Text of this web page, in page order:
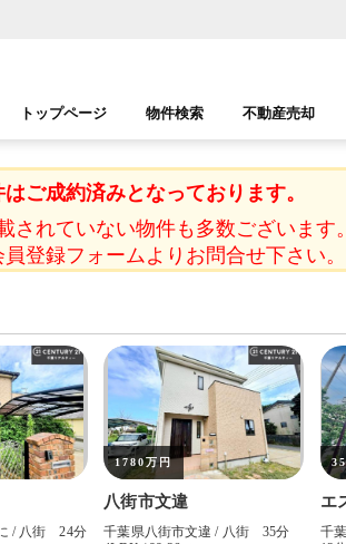
トップページ 物件検索
リア 木更津エリア
不動産売却
ご成約済みとなっております。
されていない物件も多数ございます。
登録フォームよりお問合せ下さい。